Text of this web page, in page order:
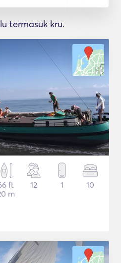
termasuk kru.
ft
m
12 1 10